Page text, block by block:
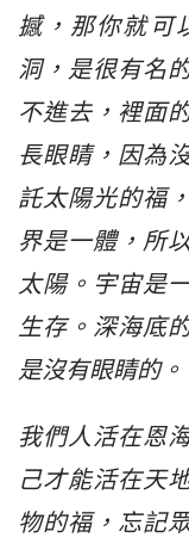
撼，那你就可
洞，是很有名
不進去，裡面
長眼睛，因為
託太陽光的福
界是一體，所
太陽。宇宙是
生存。深海底
是沒有眼睛的。
我們人活在恩
己才能活在天
物的福，忘記